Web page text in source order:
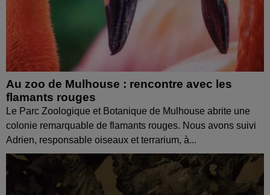
Au zoo de Mulhouse : rencontre avec les
flamants rouges
Le Parc Zoologique et Botanique de Mulhouse abrite une
colonie remarquable de flamants rouges. Nous avons suivi
Adrien, responsable oiseaux et terrarium, à...